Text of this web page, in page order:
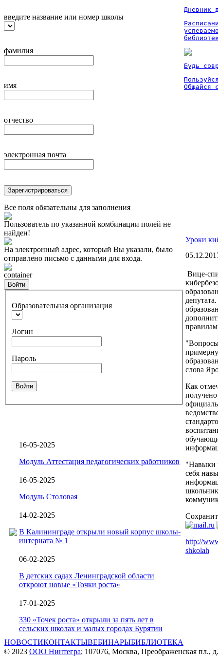
введите название или номер школы
фамилия
имя
отчество
электронная почта
Зарегистрироваться
Все поля обязательны для заполнения
Пользователь по указанной комбинации полей не
найден!
На электронный адрес, который Вы указали, было
отправлено письмо с данными для входа.
container
Войти
Образовательная организация
Логин
Пароль
Войти
16-05-2025
Модуль Аттестация педагогических работников
16-05-2025
Модуль Столовая
14-02-2025
В Калининграде открыли новый корпус школы-
интерната № 1
06-02-2025
В детских садах Ленинградской области
откроют новые «Точки роста»
17-01-2025
330 «Точек роста» открыли за пять лет в
сельских школах и малых городах Бурятии
Дневник
Будь
Общайся
Уроки
Вице-
слова
Как
"Навыки
себя
http://
shkolah
НОВОСТИКОНТАКТЫВЕБИНАРЫБИБЛИОТЕКА
© 2023 ООО Нинтегра; 107076, Москва, Преображенская пл.,